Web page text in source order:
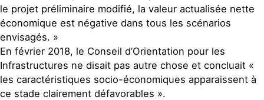
le projet préliminaire modifié, la valeur actualisée nette
économique est négative dans tous les scénarios
envisagés. »
En février 2018, le Conseil d’Orientation pour les
Infrastructures ne disait pas autre chose et concluait «
les caractéristiques socio-économiques apparaissent à
ce stade clairement défavorables ».